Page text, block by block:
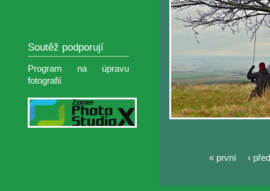
Soutěž podporují
Program na úpravu
fotografií
« první ‹